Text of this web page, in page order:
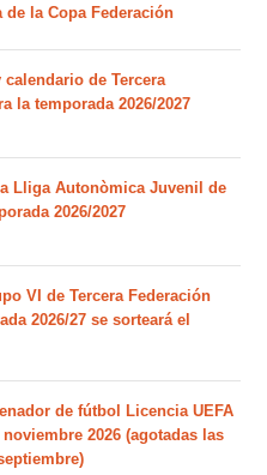
de la Copa Federación
de Tercera
la temporada 2026/2027
Lliga Autonòmica Juvenil de
2026/2027
VI de Tercera Federación
2026/27 se sorteará el
de fútbol Licencia UEFA
2026 (agotadas las